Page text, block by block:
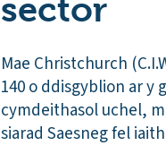
sector
Mae Christchurch
140 o ddisgyblion ar
cymdeithasol uchel,
siarad Saesneg fel